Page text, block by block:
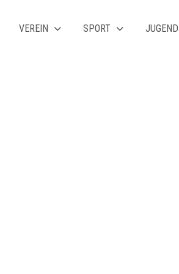
VEREIN SPORT JUGEND